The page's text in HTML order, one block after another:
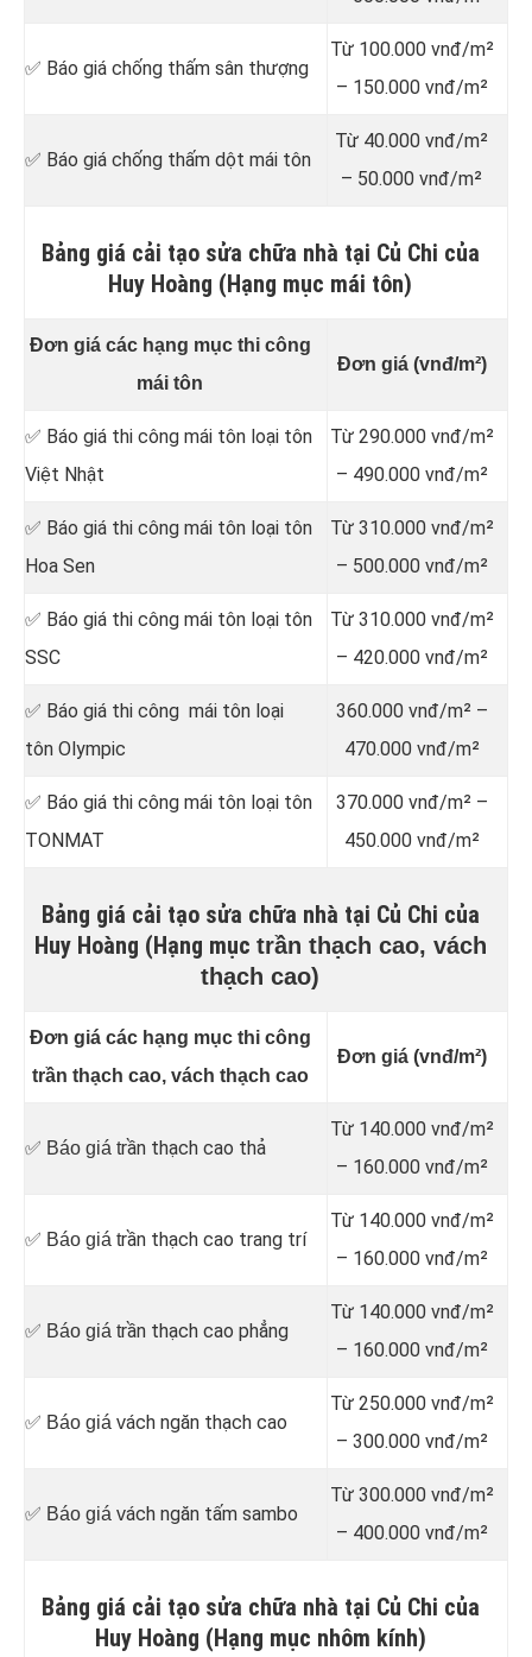
✅ Báo giá chống thấm sân thượng
Từ 100.000 vnđ/m²
– 150.000 vnđ/m²
✅ Báo giá chống thấm dột mái tôn
Từ 40.000 vnđ/m²
– 50.000 vnđ/m²
Bảng giá cải tạo sửa chữa nhà tại Củ Chi của
Huy Hoàng (Hạng mục mái tôn)
Đơn giá các hạng mục thi công
mái tôn
Đơn giá (vnđ/m²)
✅ Báo giá thi công mái tôn loại tôn
Việt Nhật
Từ 290.000 vnđ/m²
– 490.000 vnđ/m²
✅ Báo giá thi công mái tôn loại tôn
Hoa Sen
Từ 310.000 vnđ/m²
– 500.000 vnđ/m²
✅ Báo giá thi công mái tôn loại tôn
SSC
Từ 310.000 vnđ/m²
– 420.000 vnđ/m²
✅ Báo giá thi công mái tôn loại
tôn Olympic
360.000 vnđ/m² –
470.000 vnđ/m²
✅ Báo giá thi công mái tôn loại tôn
TONMAT
370.000 vnđ/m² –
450.000 vnđ/m²
Bảng giá cải tạo sửa chữa nhà tại Củ Chi của
Huy Hoàng (Hạng mục trần thạch cao, vách
thạch cao)
Đơn giá các hạng mục thi công
trần thạch cao, vách thạch cao
Đơn giá (vnđ/m²)
✅ Báo giá trần thạch cao thả
Từ 140.000 vnđ/m²
– 160.000 vnđ/m²
✅ Báo giá trần thạch cao trang trí
Từ 140.000 vnđ/m²
– 160.000 vnđ/m²
✅ Báo giá trần thạch cao phẳng
Từ 140.000 vnđ/m²
– 160.000 vnđ/m²
✅ Báo giá vách ngăn thạch cao
Từ 250.000 vnđ/m²
– 300.000 vnđ/m²
✅ Báo giá vách ngăn tấm sambo
Từ 300.000 vnđ/m²
– 400.000 vnđ/m²
Bảng giá cải tạo sửa chữa nhà tại Củ Chi của
Huy Hoàng (Hạng mục nhôm kính)